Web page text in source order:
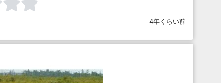
4年くらい前